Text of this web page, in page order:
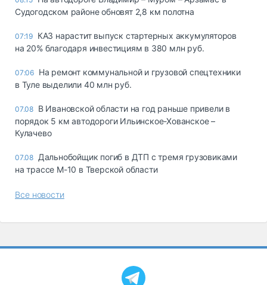
Судогодском районе обновят 2,8 км полотна
07:19 КАЗ нарастит выпуск стартерных аккумуляторов
на 20% благодаря инвестициям в 380 млн руб.
07:06 На ремонт коммунальной и грузовой спецтехники
в Туле выделили 40 млн руб.
07.08 В Ивановской области на год раньше привели в
порядок 5 км автодороги Ильинское-Хованское –
Кулачево
07.08 Дальнобойщик погиб в ДТП с тремя грузовиками
на трассе М-10 в Тверской области
Все новости